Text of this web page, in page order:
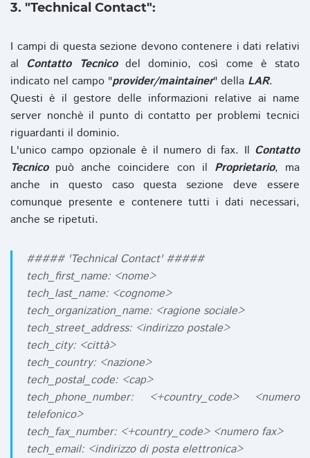
3. "Technical Contact":
I campi di questa sezione devono contenere i dati relativi
al Contatto Tecnicodel dominio, così come è stato
indicato nel campo "provider/maintainer" della LAR.
Questi è il gestore delle informazioni relative ai name
server nonchè il punto di contatto per problemi tecnici
riguardanti il dominio.
L'unico campo opzionale è il numero di fax. Il Contatto
Tecnicopuò anche coincidere con il Proprietario, ma
anche in questo caso questa sezione deve essere
comunque presente e contenere tutti i dati necessari,
anche se ripetuti.
##### 'Technical Contact' #####
tech_first_name: <nome>
tech_last_name: <cognome>
tech_organization_name: <ragione sociale>
tech_street_address: <indirizzo postale>
tech_city: <città>
tech_country: <nazione>
tech_postal_code: <cap>
tech_phone_number: <+country_code> <numero
telefonico>
tech_fax_number: <+country_code> <numero fax>
tech_email: <indirizzo di posta elettronica>